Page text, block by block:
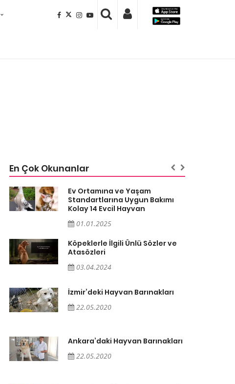
En Çok Okunanlar
Ev Ortamına ve Yaşam
Standartlarına Uygun Bakımı
Kolay 14 Evcil Hayvan
01.01.2025
Köpeklerle İlgili Ünlü Sözler ve
Atasözleri
03.04.2024
İzmir’deki Hayvan Barınakları
22.05.2020
Ankara’daki Hayvan Barınakları
22.05.2020